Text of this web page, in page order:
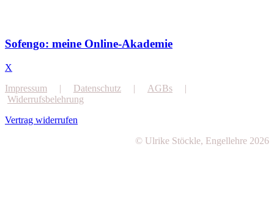
Sofengo: meine Online-Akademie
X
Impressum | Datenschutz | AGBs |
Widerrufsbelehrung
Vertrag widerrufen
© Ulrike Stöckle, Engellehre 2026